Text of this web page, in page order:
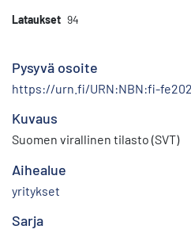
Lataukset 94
Pysyvä osoite
https://urn.fi/URN:NBN:fi-
Kuvaus
Suomen virallinen tilasto (SVT)
Aihealue
yritykset
Sarja